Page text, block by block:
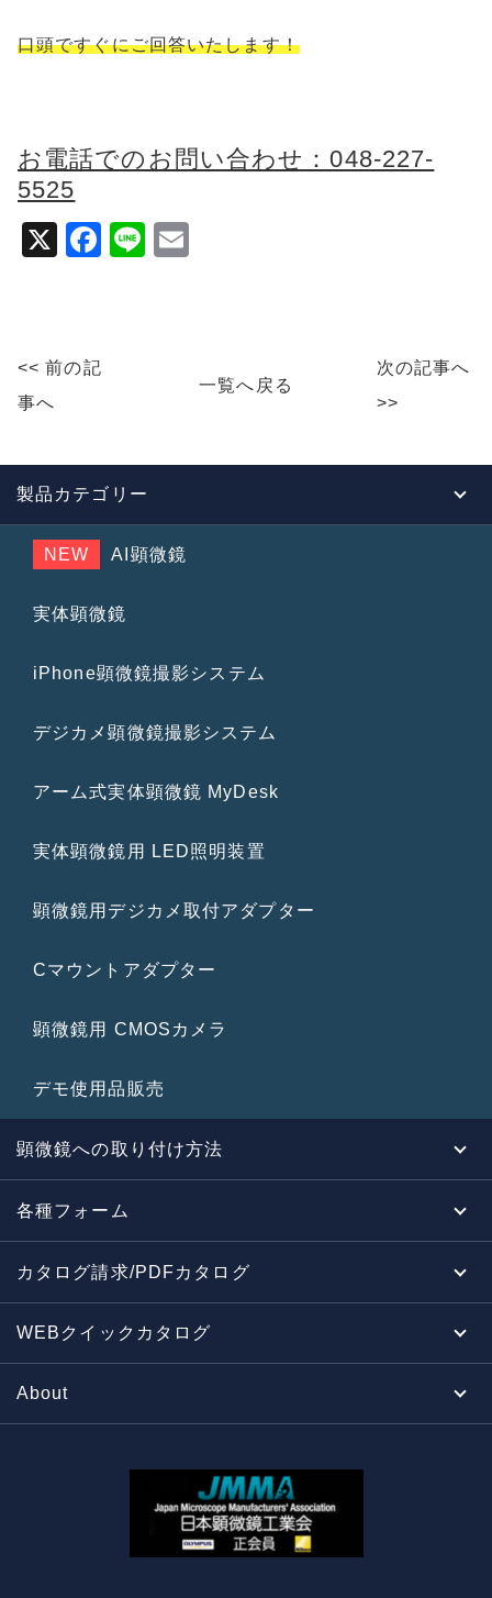
口頭ですぐにご回答いたします！
お電話でのお問い合わせ：048-227-
5525
X
F
k
Li
<< 前の記
事へ
一覧へ戻る
次の記事へ
>>
製品カテゴリー
NEW AI顕微鏡
実体顕微鏡
iPhone顕微鏡撮影システム
デジカメ顕微鏡撮影システム
アーム式実体顕微鏡 MyDesk
実体顕微鏡用 LED照明装置
顕微鏡用デジカメ取付アダプター
Cマウントアダプター
顕微鏡用 CMOSカメラ
デモ使用品販売
顕微鏡への取り付け方法
各種フォーム
カタログ請求/PDFカタログ
WEBクイックカタログ
About